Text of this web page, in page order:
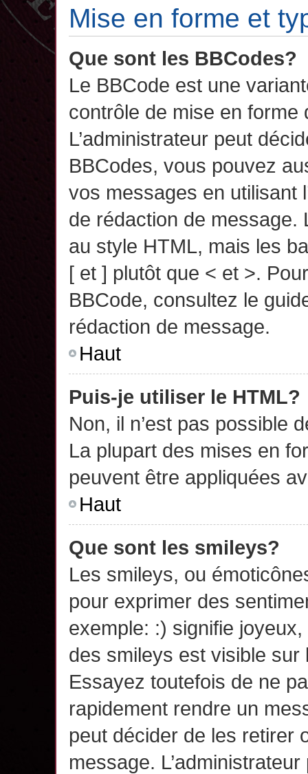
Mise en forme et
Que sont les BBCodes?
Le BBCode est une
contrôle de mise en forme
L’administrateur peut
BBCodes, vous pouvez
vos messages en utilisant
de rédaction de message.
au style HTML, mais les
[ et ] plutôt que < et >.
BBCode, consultez le
rédaction de message.
Haut
Puis-je utiliser le HTML?
Non, il n’est pas possible
La plupart des mises en
peuvent être appliquées
Haut
Que sont les smileys?
Les smileys, ou
pour exprimer des
exemple: :) signifie
des smileys est visible
Essayez toutefois de ne
rapidement rendre un
peut décider de les retirer
message.